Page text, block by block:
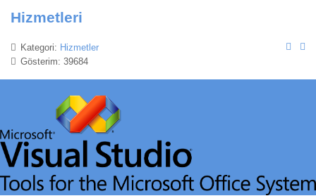
Hizmetleri
Kategori: Hizmetler
Gösterim: 39684